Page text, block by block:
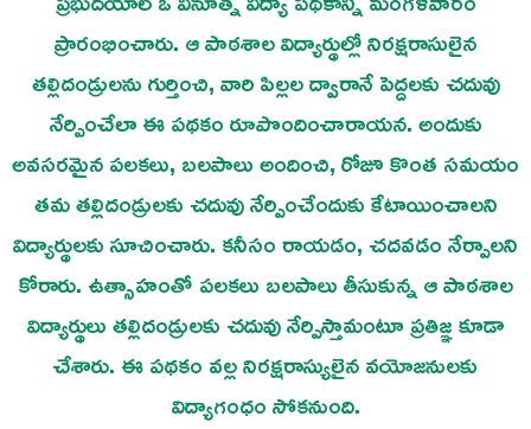
ప్రారంభించారు. ఆ పాఠశాల విద్యార్థుల్లో నిరక్షరాసులైన
తల్లిదండ్రులను గుర్తించి, వారి పిల్లల ద్వారానే పెద్దలకు చదువు
నేర్పించేలా ఈ పథకం రూపొందించారాయన. అందుకు
అవసరమైన పలకలు, బలపాలు అందించి, రోజూ కొంత సమయం
తమ తల్లిదండ్రులకు చదువు నేర్పించేందుకు కేటాయించాలని
విద్యార్థులకు సూచించారు. కనీసం రాయడం, చదవడం నేర్పాలని
కోరారు. ఉత్సాహంతో పలకలు బలపాలు తీసుకున్న ఆ పాఠశాల
విద్యార్థులు తల్లిదండ్రులకు చదువు నేర్పిస్తామంటూ ప్రతిజ్ఞ కూడా
చేశారు. ఈ పథకం వల్ల నిరక్షరాస్యులైన వయోజనులకు
విద్యాగంధం సోకనుంది.